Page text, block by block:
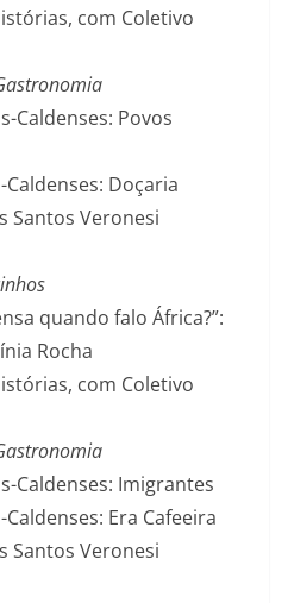
com Coletivo
Caldenses: Povos
Doçaria
Santos Veronesi
quando falo África?”:
Rocha
com Coletivo
Caldenses: Imigrantes
Era Cafeeira
Santos Veronesi